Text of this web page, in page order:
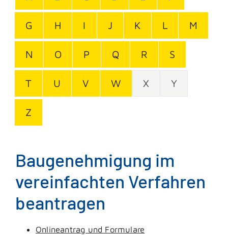
G H I J K L M
N O P Q R S
T U V W X Y
Z
Baugenehmigung im
vereinfachten Verfahren
beantragen
Onlineantrag und Formulare